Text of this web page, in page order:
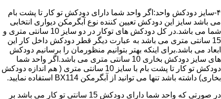
۴-سایز دودکش واحد:اگر واحد شما دارای دودکش تو کار تا پشت بام
می باشد سایز این دودکش تعیین کننده نوع آبگرمکن دیواری انتخابی
شما می باشد.در کل دودکش های توکار در دو سایز 10 سانتی متری و
15 سانتی متری می باشد به عبارت دیگر قطر دودکش داخل کار این
ابعاد می باشد.برای اینکه بهتر بتوانیم منظورمان را برسانیم دودکش
های سایز دودکش بخاری 10 سانتی متری می باشد.اگر واحد شما
دودکش تو کار تا پشت بام با سایز 10 سانتی متری ( هم اندازه دودکش
بخاری) داشته باشد تنها می توانید از آبگرمکن BX114 استفاده نمایید.
در صورتی که واحد شما دارای دودکش 15 سانتی تو کار می باشد بر